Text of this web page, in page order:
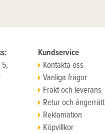
Kundservice
Kontakta oss
Vanliga frågor
Frakt och leverans
Retur och ångerrätt
Reklamation
Köpvillkor